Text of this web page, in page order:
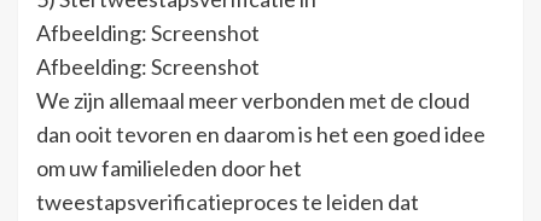
Afbeelding: Screenshot
Afbeelding: Screenshot
We zijn allemaal meer verbonden met de cloud
dan ooit tevoren en daarom is het een goed idee
om uw familieleden door het
tweestapsverificatieproces te leiden dat